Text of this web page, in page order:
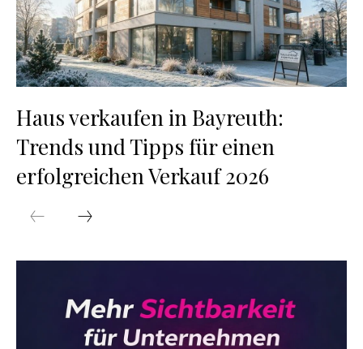
Haus verkaufen in Bayreuth:
Trends und Tipps für einen
erfolgreichen Verkauf 2026